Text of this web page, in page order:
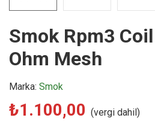
Smok Rpm3
Ohm Mesh
Marka: Smok
₺1.100,00 (vergi dahil)